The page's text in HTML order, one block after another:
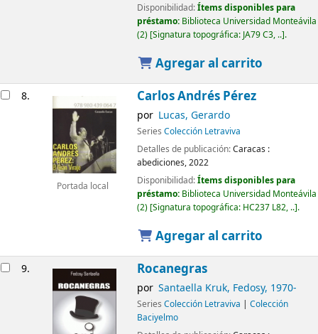
Disponibilidad:Ítems disponibles para
préstamo: Biblioteca Universidad Monteávila
(2) Signatura topográfica: JA79 C3, .. .
Agregar al carrito
8.
Portada local
Carlos Andrés Pérez
por Lucas, Gerardo
Series Colección Letraviva
Detalles de publicación:Caracas :
abediciones,2022
Disponibilidad:Ítems disponibles para
préstamo: Biblioteca Universidad Monteávila
(2) Signatura topográfica: HC237 L82, .. .
Agregar al carrito
9. Rocanegras
por Santaella Kruk, Fedosy, 1970-
Series Colección Letraviva | Colección
Baciyelmo